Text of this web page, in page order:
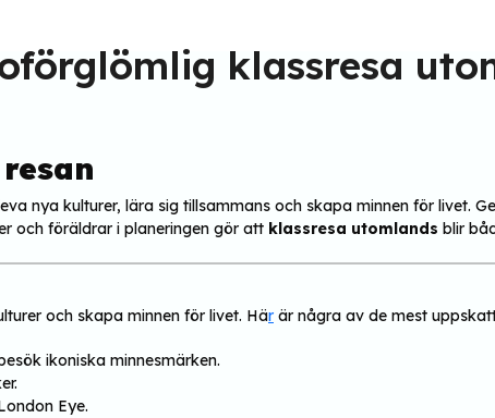
klassresa
nya kulturer, lära sig tillsammans och skapa minnen för livet.
och föräldrar i planeringen gör att klassresa utomlands blir
och skapa minnen för livet. Här är några av de mest
ikoniska minnesmärken.
Eye.